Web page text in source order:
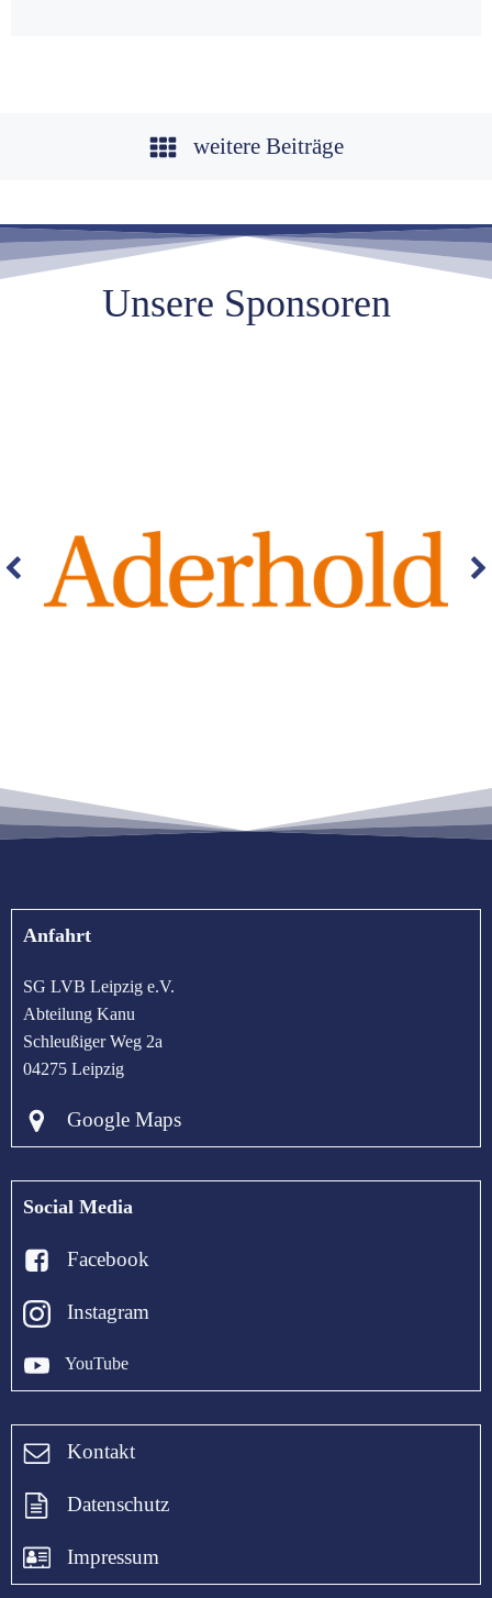
weitere Beiträge
Unsere Sponsoren
Anfahrt
SG LVB Leipzig e.V.
Abteilung Kanu
Schleußiger Weg 2a
04275 Leipzig
Google Maps
Social Media
Facebook
Instagram
YouTube
Kontakt
Datenschutz
Impressum